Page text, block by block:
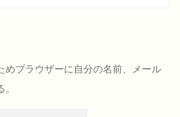
めブラウザーに自分の名前、メール